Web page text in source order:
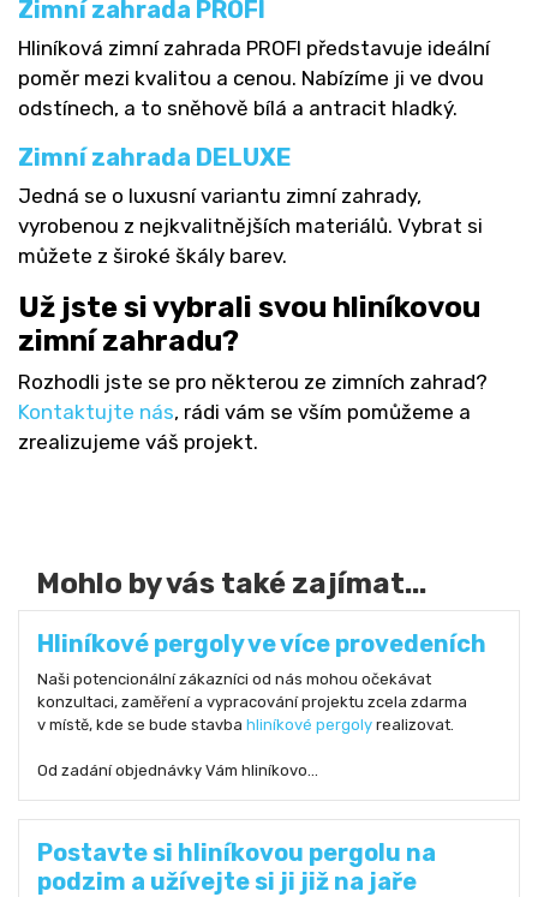
Zimní zahrada PROFI
Hliníková zimní zahrada PROFI představuje ideální
poměr mezi kvalitou a cenou. Nabízíme ji ve dvou
odstínech, a to sněhově bílá a antracit hladký.
Zimní zahrada DELUXE
Jedná se o luxusní variantu zimní zahrady,
vyrobenou z nejkvalitnějších materiálů. Vybrat si
můžete z široké škály barev.
Už jste si vybrali svou hliníkovou
zimní zahradu?
Rozhodli jste se pro některou ze zimních zahrad?
Kontaktujte nás, rádi vám se vším pomůžeme a
zrealizujeme váš projekt.
Mohlo by vás také zajímat...
Hliníkové pergoly ve více provedeních
Naši potencionální zákazníci od nás mohou očekávat
konzultaci, zaměření a vypracování projektu zcela zdarma
v místě, kde se bude stavba hliníkové pergoly realizovat.
Od zadání objednávky Vám hliníkovo...
Postavte si hliníkovou pergolu na
podzim a užívejte si ji již na jaře